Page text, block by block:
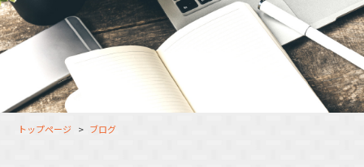
福岡オフィス
鹿児島オフィス
大分オフィス
長崎オフィス
指定就労継続支援Ａ型事業所にかかる情報公表
採用情報トップ
利用者（クルー）募集
支援スタッフ（タレント） 募集
利用者（クルー）データ
トップページ ブログ